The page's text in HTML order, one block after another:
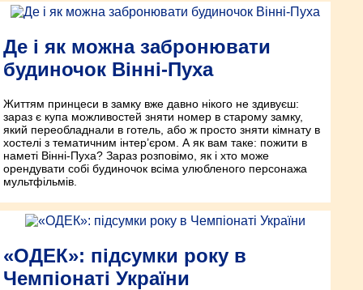
Де і як можна забронювати
будиночок Вінні-Пуха
Життям принцеси в замку вже давно нікого не здивуєш:
зараз є купа можливостей зняти номер в старому замку,
який переобладнали в готель, або ж просто зняти кімнату в
хостелі з тематичним інтер’єром. А як вам таке: пожити в
наметі Вінні-Пуха? Зараз розповімо, як і хто може
орендувати собі будиночок всіма улюбленого персонажа
мультфільмів.
«ОДЕК»: підсумки року в
Чемпіонаті України